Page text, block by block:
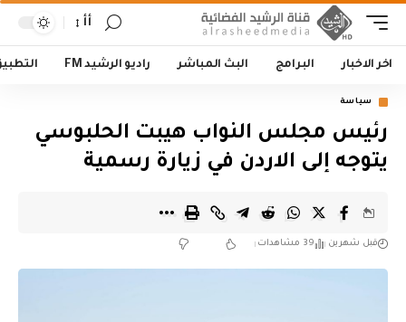
أأ
اخر الاخبار البرامج البث المباشر راديو الرشيد FM
سياسة
رئيس مجلس النواب هيبت الحلبوسي
يتوجه إلى الاردن في زيارة رسمية
قبل شهرين 39 مشاهدات